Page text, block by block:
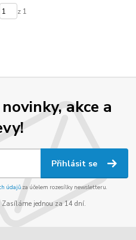
z 1
akce a
Přihlásit se
údajůza účelem rozesílky newsletteru.
Zasíláme jednou za 14 dní.